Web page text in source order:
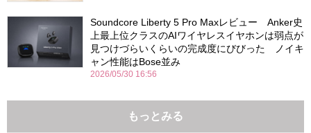
Soundcore Liberty 5 Pro Maxレビュー Anker史
上最上位クラスのAIワイヤレスイヤホンは弱点が
見つけづらいくらいの完成度にびびった ノイキ
ャン性能はBose並み
2026/05/30 16:56
もっとみる